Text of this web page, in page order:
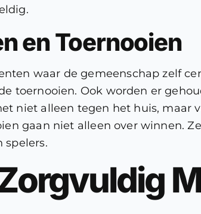
en Toernooien
waar de gemeenschap zelf
toernooien. Ook worden er
niet alleen tegen het huis, maar
gaan niet alleen over winnen.
spelers.